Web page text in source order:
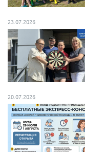
Пензенская
Республика
Республика
Республика
Республика
Республика
Ростовская
г. Санкт-
23.07.2026
20.07.2026